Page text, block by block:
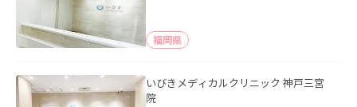
福岡県
いびきメディカルクリニック 神戸三宮
院